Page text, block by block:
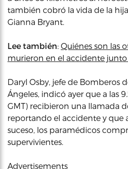
también cobró la vida de la
Gianna Bryant.
Lee también: Quiénes son las
murieron en el accidente junto
Daryl Osby, jefe de Bomberos
Ángeles, indicó ayer que a las
GMT) recibieron una llamada
reportando el accidente y que
suceso, los paramédicos
supervivientes.
Advertisements